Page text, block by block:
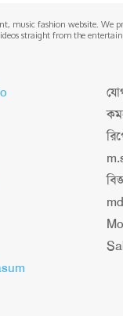
music fashion website. We
straight from the